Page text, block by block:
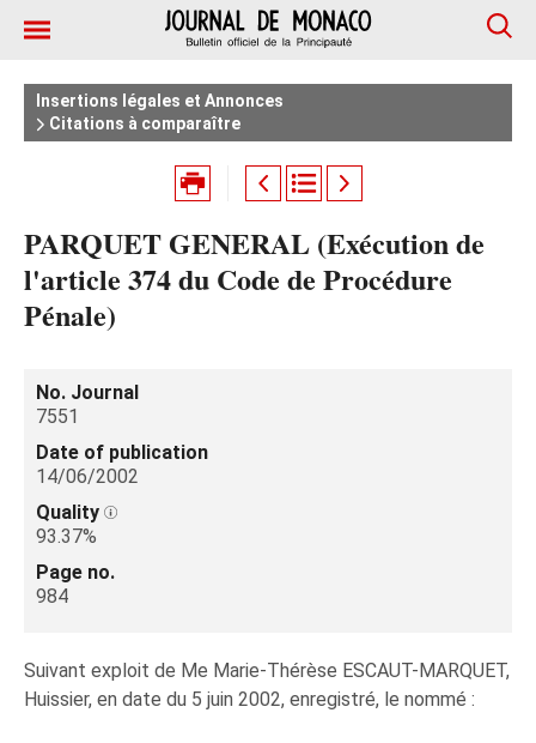
Insertions légales et Annonces
Citations à comparaître
PARQUET GENERAL (Exécution de
l'article 374 du Code de Procédure
Pénale)
No. Journal
7551
Date of publication
14/06/2002
Quality
93.37%
Page no.
984
Suivant exploit de Me Marie-Thérèse ESCAUT-MARQUET,
Huissier, en date du 5 juin 2002, enregistré, le nommé :